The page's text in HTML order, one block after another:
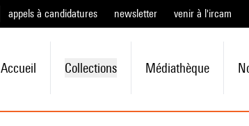
appels à candidatures newsletter venir à l'ircam
Accueil Collections Médiathèque